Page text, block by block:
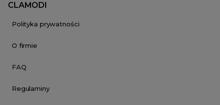
CLAMODI
Polityka prywatności
O firmie
FAQ
Regulaminy